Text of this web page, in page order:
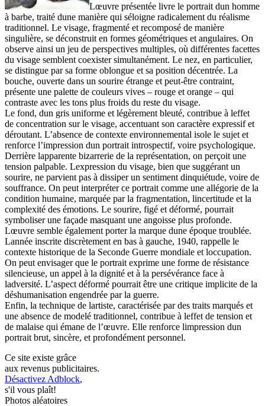
Lœuvre présentée livre le portrait dun homme
à barbe, traité dune manière qui séloigne radicalement du réalisme
traditionnel. Le visage, fragmenté et recomposé de manière
singulière, se déconstruit en formes géométriques et angulaires. On
observe ainsi un jeu de perspectives multiples, où différentes facettes
du visage semblent coexister simultanément. Le nez, en particulier,
se distingue par sa forme oblongue et sa position décentrée. La
bouche, ouverte dans un sourire étrange et peut-être contraint,
présente une palette de couleurs vives – rouge et orange – qui
contraste avec les tons plus froids du reste du visage.
Le fond, dun gris uniforme et légèrement bleuté, contribue à leffet
de concentration sur le visage, accentuant son caractère expressif et
déroutant. L’absence de contexte environnemental isole le sujet et
renforce l’impression dun portrait introspectif, voire psychologique.
Derrière lapparente bizarrerie de la représentation, on perçoit une
tension palpable. Lexpression du visage, bien que suggérant un
sourire, ne parvient pas à dissiper un sentiment dinquiétude, voire de
souffrance. On peut interpréter ce portrait comme une allégorie de la
condition humaine, marquée par la fragmentation, lincertitude et la
complexité des émotions. Le sourire, figé et déformé, pourrait
symboliser une façade masquant une angoisse plus profonde.
Lœuvre semble également porter la marque dune époque troublée.
Lannée inscrite discrètement en bas à gauche, 1940, rappelle le
contexte historique de la Seconde Guerre mondiale et loccupation.
On peut envisager que le portrait exprime une forme de résistance
silencieuse, un appel à la dignité et à la persévérance face à
ladversité. L’aspect déformé pourrait être une critique implicite de la
déshumanisation engendrée par la guerre.
Enfin, la technique de lartiste, caractérisée par des traits marqués et
une absence de modelé traditionnel, contribue à leffet de tension et
de malaise qui émane de l’œuvre. Elle renforce limpression dun
portrait brut, sincère, et profondément personnel.
Ce site existe grâce
aux revenus publicitaires.
Désactivez Adblock,
s'il vous plaît!
Photos aléatoires